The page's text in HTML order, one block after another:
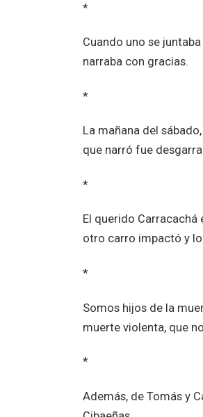
*
Cuando uno se
narraba con gracias.
*
La mañana del
que narró fue
*
El querido Carracachá
otro carro impactó y
*
Somos hijos de la
muerte violenta, que
*
Además, de Tomás y